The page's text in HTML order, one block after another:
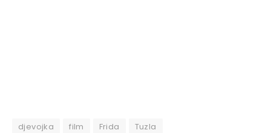
djevojka film Frida Tuzla